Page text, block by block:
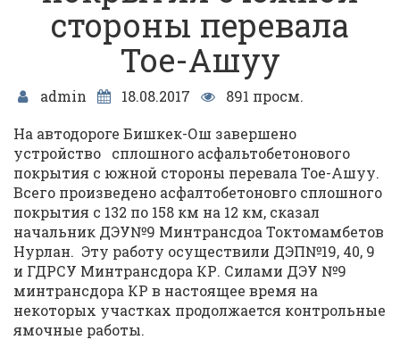
стороны перевала
Тое-Ашуу
admin 18.08.2017
891 просм.
На автодороге Бишкек-Ош завершено
устройство сплошного асфальтобетонового
покрытия с южной стороны перевала Тое-Ашуу.
Всего произведено асфалтобетоновго сплошного
покрытия с 132 по 158 км на 12 км, сказал
начальник ДЭУ№9 Минтрансдоа Токтомамбетов
Нурлан. Эту работу осуществили ДЭП№19, 40, 9
и ГДРСУ Минтрансдора КР. Силами ДЭУ №9
минтрансдора КР в настоящее время на
некоторых участках продолжается контрольные
ямочные работы.